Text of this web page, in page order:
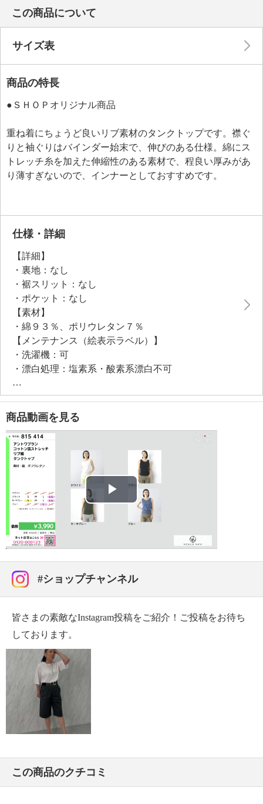
この商品について
サイズ表
商品の特長
●ＳＨＯＰオリジナル商品
重ね着にちょうど良いリブ素材のタンクトップです。襟ぐ
りと袖ぐりはバインダー始末で、伸びのある仕様。綿にス
トレッチ糸を加えた伸縮性のある素材で、程良い厚みがあ
り薄すぎないので、インナーとしておすすめです。
仕様・詳細
【詳細】
・裏地：なし
・裾スリット：なし
・ポケット：なし
【素材】
・綿９３％、ポリウレタン７％
【メンテナンス（絵表示ラベル）】
・洗濯機：可
・漂白処理：塩素系・酸素系漂白不可
・タンブル乾燥：不可
・自然乾燥：日陰の吊り干し
・アイロン仕上げ：可（低温）
・ドライクリーニング：石油系ドライクリーニング可
・ウエットクリーニング：可
【メンテナンス（ケアラベル）】
・単品洗い
・水や汗などによる色落ち、色移り注意
・摩擦による色落ち、色移り注意
・ネット使用
・無蛍光洗剤使用
【原産国（地）】
・中国製
商品動画を見る
Play
Video
#ショップチャンネル
皆さまの素敵なInstagram投稿をご紹介！ご投稿をお待ち
しております。
この商品のクチコミ